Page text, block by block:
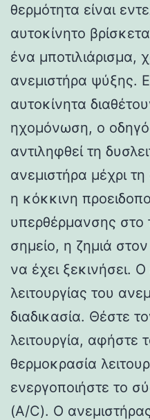
θερμότητα είναι
αυτοκίνητο
ένα μποτιλιάρισμα,
ανεμιστήρα ψύξης.
αυτοκίνητα
ηχομόνωση, ο
αντιληφθεί τη
ανεμιστήρα μέχρι
η κόκκινη
υπερθέρμανσης στο
σημείο, η ζημιά
να έχει ξεκινήσει.
λειτουργίας του
διαδικασία. Θέστε
λειτουργία, αφήστε
θερμοκρασία
ενεργοποιήστε το
(A/C). Ο